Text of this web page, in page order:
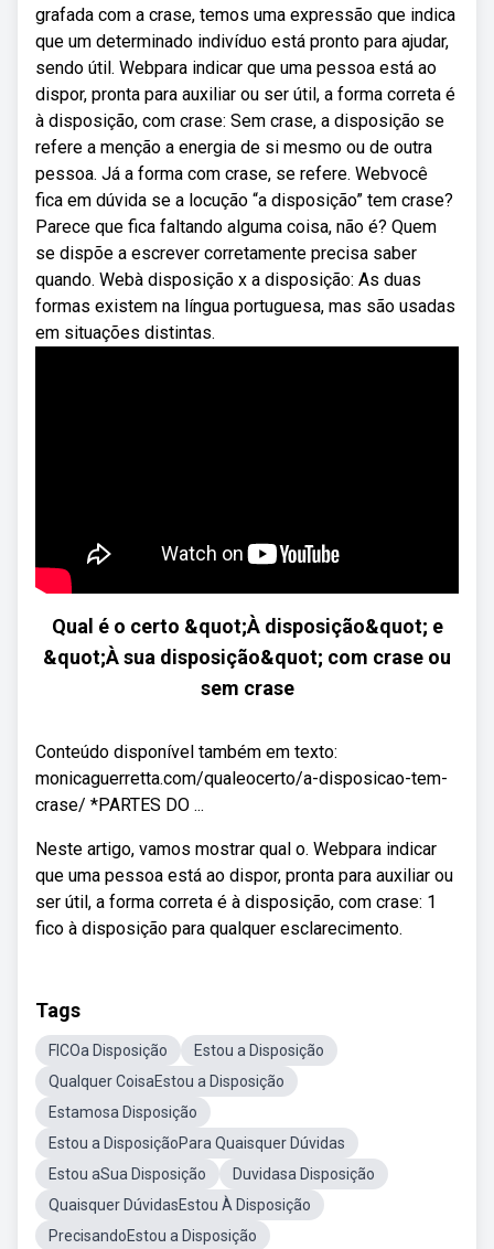
grafada com a crase, temos uma expressão que indica
que um determinado indivíduo está pronto para ajudar,
sendo útil. Webpara indicar que uma pessoa está ao
dispor, pronta para auxiliar ou ser útil, a forma correta é
à disposição, com crase: Sem crase, a disposição se
refere a menção a energia de si mesmo ou de outra
pessoa. Já a forma com crase, se refere. Webvocê
fica em dúvida se a locução “a disposição” tem crase?
Parece que fica faltando alguma coisa, não é? Quem
se dispõe a escrever corretamente precisa saber
quando. Webà disposição x a disposição: As duas
formas existem na língua portuguesa, mas são usadas
em situações distintas.
Qual é o certo &quot;À disposição&quot; e
&quot;À sua disposição&quot; com crase ou
sem crase
Conteúdo disponível também em texto:
monicaguerretta.com/qualeocerto/a-disposicao-tem-
crase/ *PARTES DO ...
Neste artigo, vamos mostrar qual o. Webpara indicar
que uma pessoa está ao dispor, pronta para auxiliar ou
ser útil, a forma correta é à disposição, com crase: 1
fico à disposição para qualquer esclarecimento.
Tags
FICOa Disposição
Estou a Disposição
Qualquer CoisaEstou a Disposição
Estamosa Disposição
Estou a DisposiçãoPara Quaisquer Dúvidas
Estou aSua Disposição
Duvidasa Disposição
Quaisquer DúvidasEstou À Disposição
PrecisandoEstou a Disposição